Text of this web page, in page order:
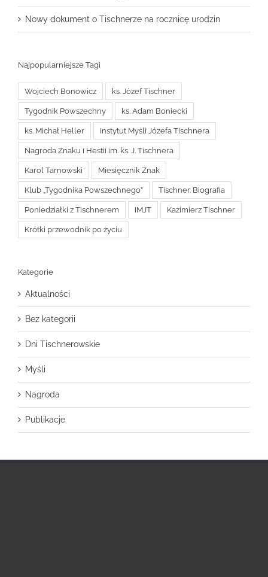
Nowy dokument o Tischnerze na rocznicę urodzin
Najpopularniejsze Tagi
Wojciech Bonowicz ks. Józef Tischner
Tygodnik Powszechny ks. Adam Boniecki
ks. Michał Heller Instytut Myśli Józefa Tischnera
Nagroda Znaku i Hestii im. ks. J. Tischnera
Karol Tarnowski Miesięcznik Znak
Klub „Tygodnika Powszechnego” Tischner. Biografia
Poniedziałki z Tischnerem IMJT Kazimierz Tischner
Krótki przewodnik po życiu
Kategorie
Aktualności
Bez kategorii
Dni Tischnerowskie
Myśli
Nagroda
Publikacje